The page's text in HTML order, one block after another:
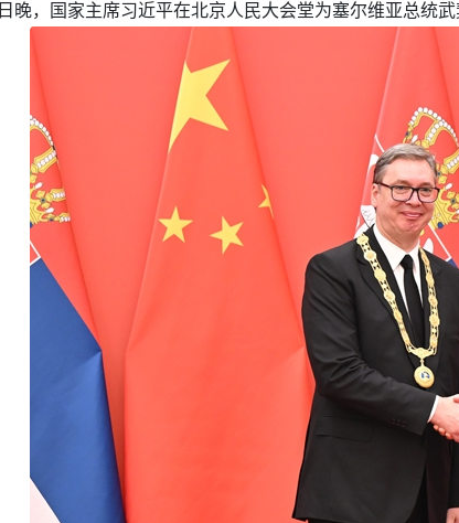
晚，国家主席习近平在北京人民大会堂为塞尔维亚总统武